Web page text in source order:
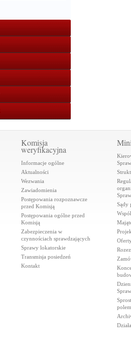
Komisja
weryfikacyjna
Informacje ogólne
Aktualności
Wezwania
Zawiadomienia
Postępowania rozpoznawcze
przed Komisją
Postępowania ogólne przed
Komisją
Zabezpieczenia w
czynnościach sprawdzających
Sprawy lokatorskie
Transmisja posiedzeń
Kontakt
Sądy